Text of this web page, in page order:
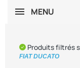
MENU
Produits filtrés
FIAT DUCATO